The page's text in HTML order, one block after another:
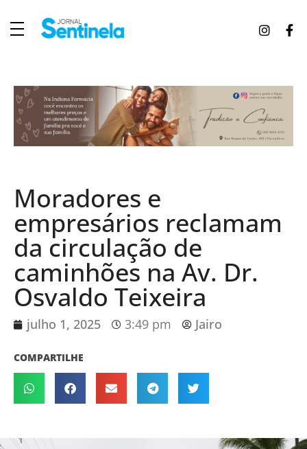
Moradores e
empresários reclamam
da circulação de
caminhões na Av. Dr.
Osvaldo Teixeira
julho 1, 2025 3:49 pm Jairo
COMPARTILHE